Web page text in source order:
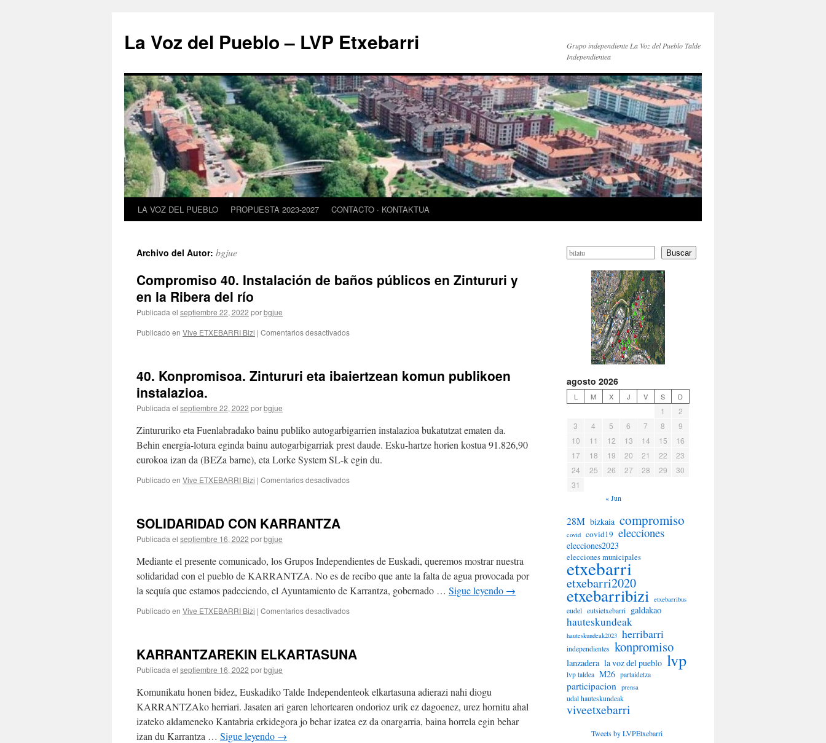
contenido
La Voz del Pueblo – LVP Etxebarri
Grupo independiente La Voz del Pueblo Talde
Independientea
LA VOZ DEL PUEBLO PROPUESTA 2023-2027 CONTACTO · KONTAKTUA
Archivo del Autor: bgjue
Compromiso 40. Instalación de baños públicos en Zintururi y
en la Ribera del río
Publicada el septiembre 22, 2022 porbgjue
Publicado en Vive ETXEBARRI Bizi | Comentarios desactivadosen
de
y
en
Ribera
40. Konpromisoa. Zintururi eta ibaiertzean komun publikoen
instalazioa.
Publicada el septiembre 22, 2022 porbgjue
Zintururiko eta Fuenlabradako bainu publiko autogarbigarrien instalazioa bukatutzat ematen da.
Behin energía-lotura eginda bainu autogarbigarriak prest daude. Esku-hartze horien kostua 91.826,90
eurokoa izan da (BEZa barne), eta Lorke System SL-k egin du.
Publicado en Vive ETXEBARRI Bizi | Comentarios desactivadosen
publikoen
instalazioa.
SOLIDARIDAD CON KARRANTZA
Publicada el septiembre 16, 2022 porbgjue
Mediante el presente comunicado, los Grupos Independientes de Euskadi, queremos mostrar nuestra
solidaridad con el pueblo de KARRANTZA. No es de recibo que ante la falta de agua provocada por
la sequía que estamos padeciendo, el Ayuntamiento de Karrantza, gobernado … Sigue leyendo →
Publicado en Vive ETXEBARRI Bizi | Comentarios desactivadosen
KARRANTZAREKIN ELKARTASUNA
Publicada el septiembre 16, 2022 porbgjue
Komunikatu honen bidez, Euskadiko Talde Independenteok elkartasuna adierazi nahi diogu
KARRANTZAko herriari. Jasaten ari garen lehortearen ondorioz urik ez dagoenez, urez hornitu ahal
izateko aldameneko Kantabria erkidegora jo behar izatea ez da onargarria, baina horrela egin behar
izan du Karrantza … Sigue leyendo →
Buscar
agosto 2026
L M X J V S D
1
2
3
4 5 6 7 8
9
10
11 12 13 14 15
16
17
18 19 20 21 22
23
24
25 26 27 28 29
30
31
« Jun
28M bizkaia compromiso
covid covid19 elecciones
elecciones2023
elecciones municipales
etxebarri
etxebarri2020
etxebarribizi etxebarribus
eudel eutsietxebarri galdakao
hauteskundeak
hauteskundeak2023 herribarri
independientes konpromiso
lanzadera la voz del pueblo lvp
lvp taldea M26 partaidetza
participacion prensa
udal hauteskundeak
viveetxebarri
Tweets by LVPEtxebarri